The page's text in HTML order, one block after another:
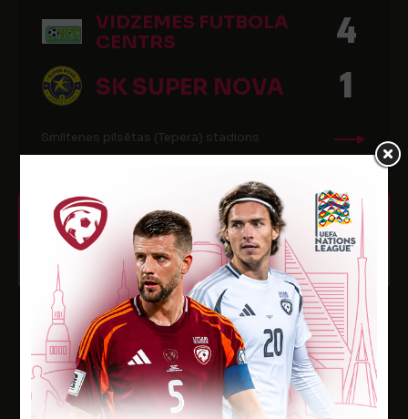
VIDZEMES FUTBOLA
CENTRS
4
SK SUPER NOVA 1
Smiltenes pilsētas (Tepera) stadions
6. KĀRTA
9 MAI 17:00
2019
FK TUKUMS
2000/TSS
2
FS JELGAVA 2